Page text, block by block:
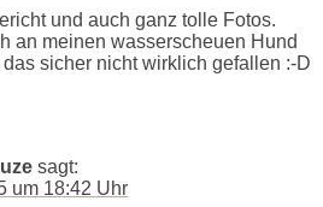
und auch ganz tolle Fotos.
an meinen wasserscheuen Hund
sicher nicht wirklich gefallen :-D
sagt:
um 18:42 Uhr